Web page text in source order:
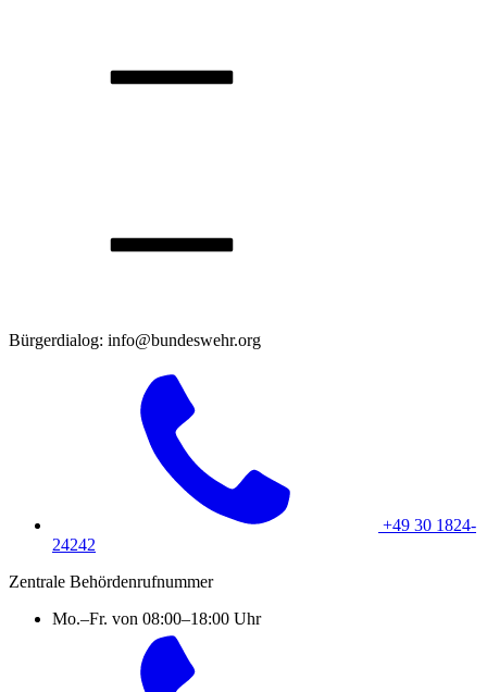
Bürgerdialog: info@bundeswehr.org
+49 30 1824-
24242
Zentrale Behördenrufnummer
Mo.–Fr. von 08:00–18:00 Uhr